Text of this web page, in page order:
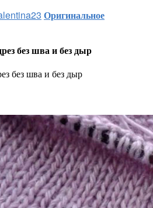
Оригинальное
без шва и без дыр
без шва и без дыр